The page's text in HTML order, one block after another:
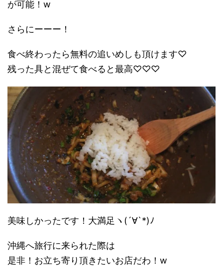
が可能！w
さらにーーー！
食べ終わったら無料の追いめしも頂けます♡
残った具と混ぜて食べると最高♡♡♡
美味しかったです！大満足ヽ(´∀`*)ﾉ
沖縄へ旅行に来られた際は
是非！お立ち寄り頂きたいお店だわ！w